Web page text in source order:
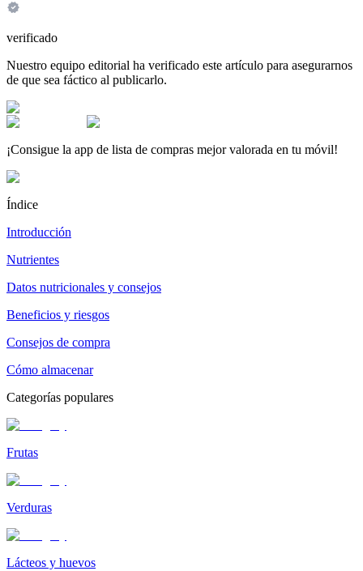
verificado
Nuestro equipo editorial ha verificado este artículo para asegurarnos
de que sea fáctico al publicarlo.
¡Consigue la app de lista de compras mejor valorada en tu móvil!
Índice
Introducción
Nutrientes
Datos nutricionales y consejos
Beneficios y riesgos
Consejos de compra
Cómo almacenar
Categorías populares
Frutas
Verduras
Lácteos y huevos